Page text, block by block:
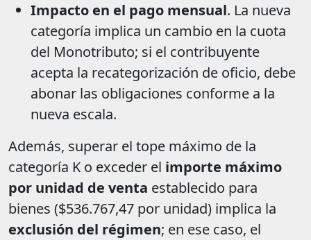
Impacto en el pago mensual. La nueva
categoría implica un cambio en la cuota
del Monotributo; si el contribuyente
acepta la recategorización de oficio, debe
abonar las obligaciones conforme a la
nueva escala.
Además, superar el tope máximo de la
categoría K o exceder el importe máximo
por unidad de venta establecido para
bienes ($536.767,47 por unidad) implica la
exclusión del régimen; en ese caso, el